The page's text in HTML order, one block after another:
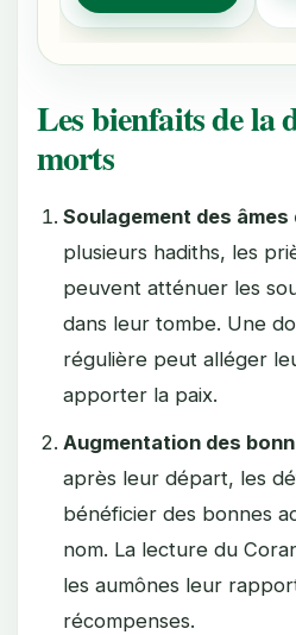
Les bienfaits de la
morts
Soulagement des âmes
plusieurs hadiths, les
peuvent atténuer les
dans leur tombe. Une
régulière peut alléger
apporter la paix.
Augmentation des
après leur départ, les
bénéficier des bonnes
nom. La lecture du
les aumônes leur
récompenses.